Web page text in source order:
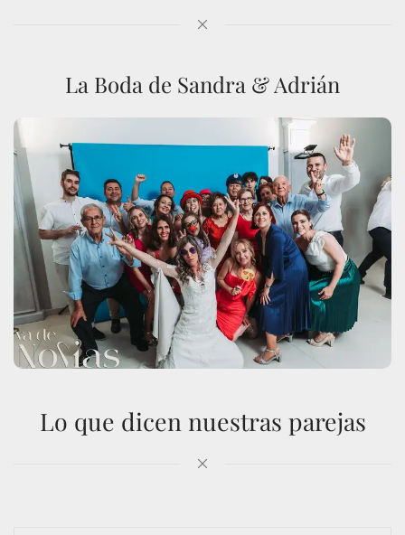
La Boda de Sandra & Adrián
Lo que dicen nuestras parejas